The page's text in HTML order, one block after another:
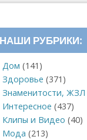
НАШИ РУБРИКИ:
Дом (141)
Здоровье (371)
Знаменитости, ЖЗЛ
Интересное (437)
Клипы и Видео (40)
Мода (213)